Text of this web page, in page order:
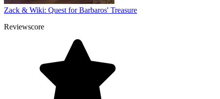
Zack & Wiki: Quest for Barbaros' Treasure
Reviewscore